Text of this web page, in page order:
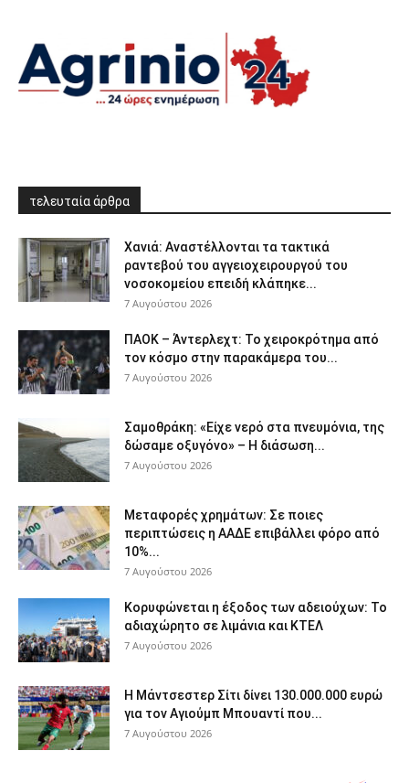
τελευταία άρθρα
Χανιά: Aναστέλλονται τα τακτικά
ραντεβού του αγγειοχειρουργού του
νοσοκομείου επειδή κλάπηκε...
7 Αυγούστου 2026
ΠΑΟΚ – Άντερλεχτ: Το χειροκρότημα από
τον κόσμο στην παρακάμερα του...
7 Αυγούστου 2026
Σαμοθράκη: «Είχε νερό στα πνευμόνια, της
δώσαμε οξυγόνο» – Η διάσωση...
7 Αυγούστου 2026
Μεταφορές χρημάτων: Σε ποιες
περιπτώσεις η ΑΑΔΕ επιβάλλει φόρο από
10%...
7 Αυγούστου 2026
Κορυφώνεται η έξοδος των αδειούχων: Το
αδιαχώρητο σε λιμάνια και ΚΤΕΛ
7 Αυγούστου 2026
Η Μάντσεστερ Σίτι δίνει 130.000.000 ευρώ
για τον Αγιούμπ Μπουαντί που...
7 Αυγούστου 2026